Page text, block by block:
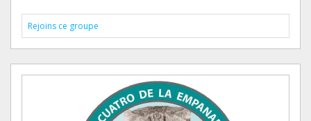
Rejoins ce groupe